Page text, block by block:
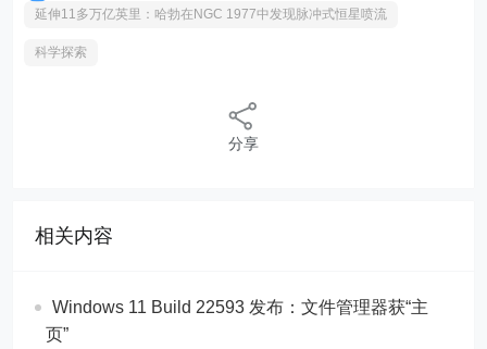
延伸11多万亿英里：哈勃在NGC 1977中发现脉冲式恒星喷流
科学探索
分享
相关内容
Windows 11 Build 22593 发布：文件管理器获“主
页”